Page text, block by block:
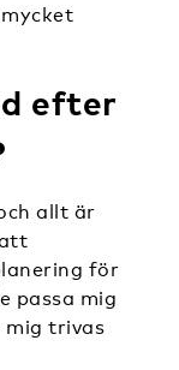
efter
allt är
för
passa mig
mig trivas